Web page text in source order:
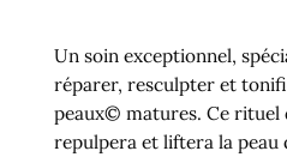
Un soin exceptionnel,
réparer, resculpter et
peaux© matures. Ce rituel
repulpera et liftera la peau